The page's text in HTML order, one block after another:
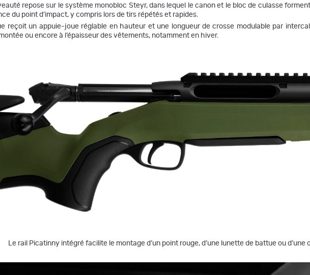
repose sur le système monobloc Steyr, dans lequel le canon et le bloc de culasse
du point d’impact, y compris lors de tirs répétés et rapides.
reçoit un appuie-joue réglable en hauteur et une longueur de crosse modulable par
ou encore à l’épaisseur des vêtements, notamment en hiver.
Le rail Picatinny intégré facilite le montage d’un point rouge, d’une lunette de battue ou